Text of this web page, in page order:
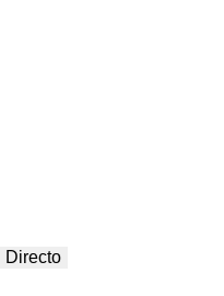
Directo